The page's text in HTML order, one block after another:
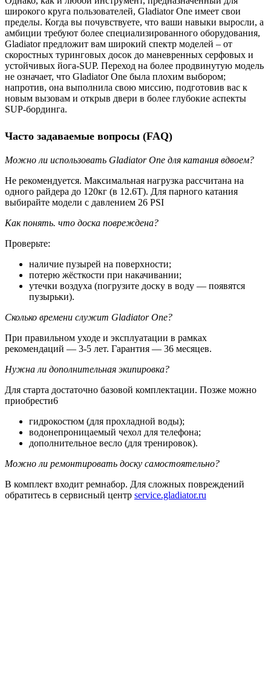
широкого круга пользователей, Gladiator One имеет свои
пределы. Когда вы почувствуете, что ваши навыки выросли, а
амбиции требуют более специализированного оборудования,
Gladiator предложит вам широкий спектр моделей – от
скоростных туринговых досок до маневренных серфовых и
устойчивых йога-SUP. Переход на более продвинутую модель
не означает, что Gladiator One была плохим выбором;
напротив, она выполнила свою миссию, подготовив вас к
новым вызовам и открыв двери в более глубокие аспекты
SUP-бординга.
Часто задаваемые вопросы (FAQ)
Можно ли использовать Gladiator One для катания вдвоем?
Не рекомендуется. Максимальная нагрузка рассчитана на
одного райдера до 120кг (в 12.6Т). Для парного катания
выбирайте модели с давлением 26 PSI
Как понять. что доска повреждена?
Проверьте:
наличие пузырей на поверхности;
потерю жёсткости при накачивании;
утечки воздуха (погрузите доску в воду — появятся
пузырьки).
Сколько времени служит Gladiator One?
При правильном уходе и эксплуатации в рамках
рекомендаций — 3-5 лет. Гарантия — 36 месяцев.
Нужна ли дополнительная экипировка?
Для старта достаточно базовой комплектации. Позже можно
приобрести6
гидрокостюм (для прохладной воды);
водонепроницаемый чехол для телефона;
дополнительное весло (для тренировок).
Можно ли ремонтировать доску самостоятельно?
В комплект входит ремнабор. Для сложных повреждений
обратитесь в сервисный центр service.gladiator.ru